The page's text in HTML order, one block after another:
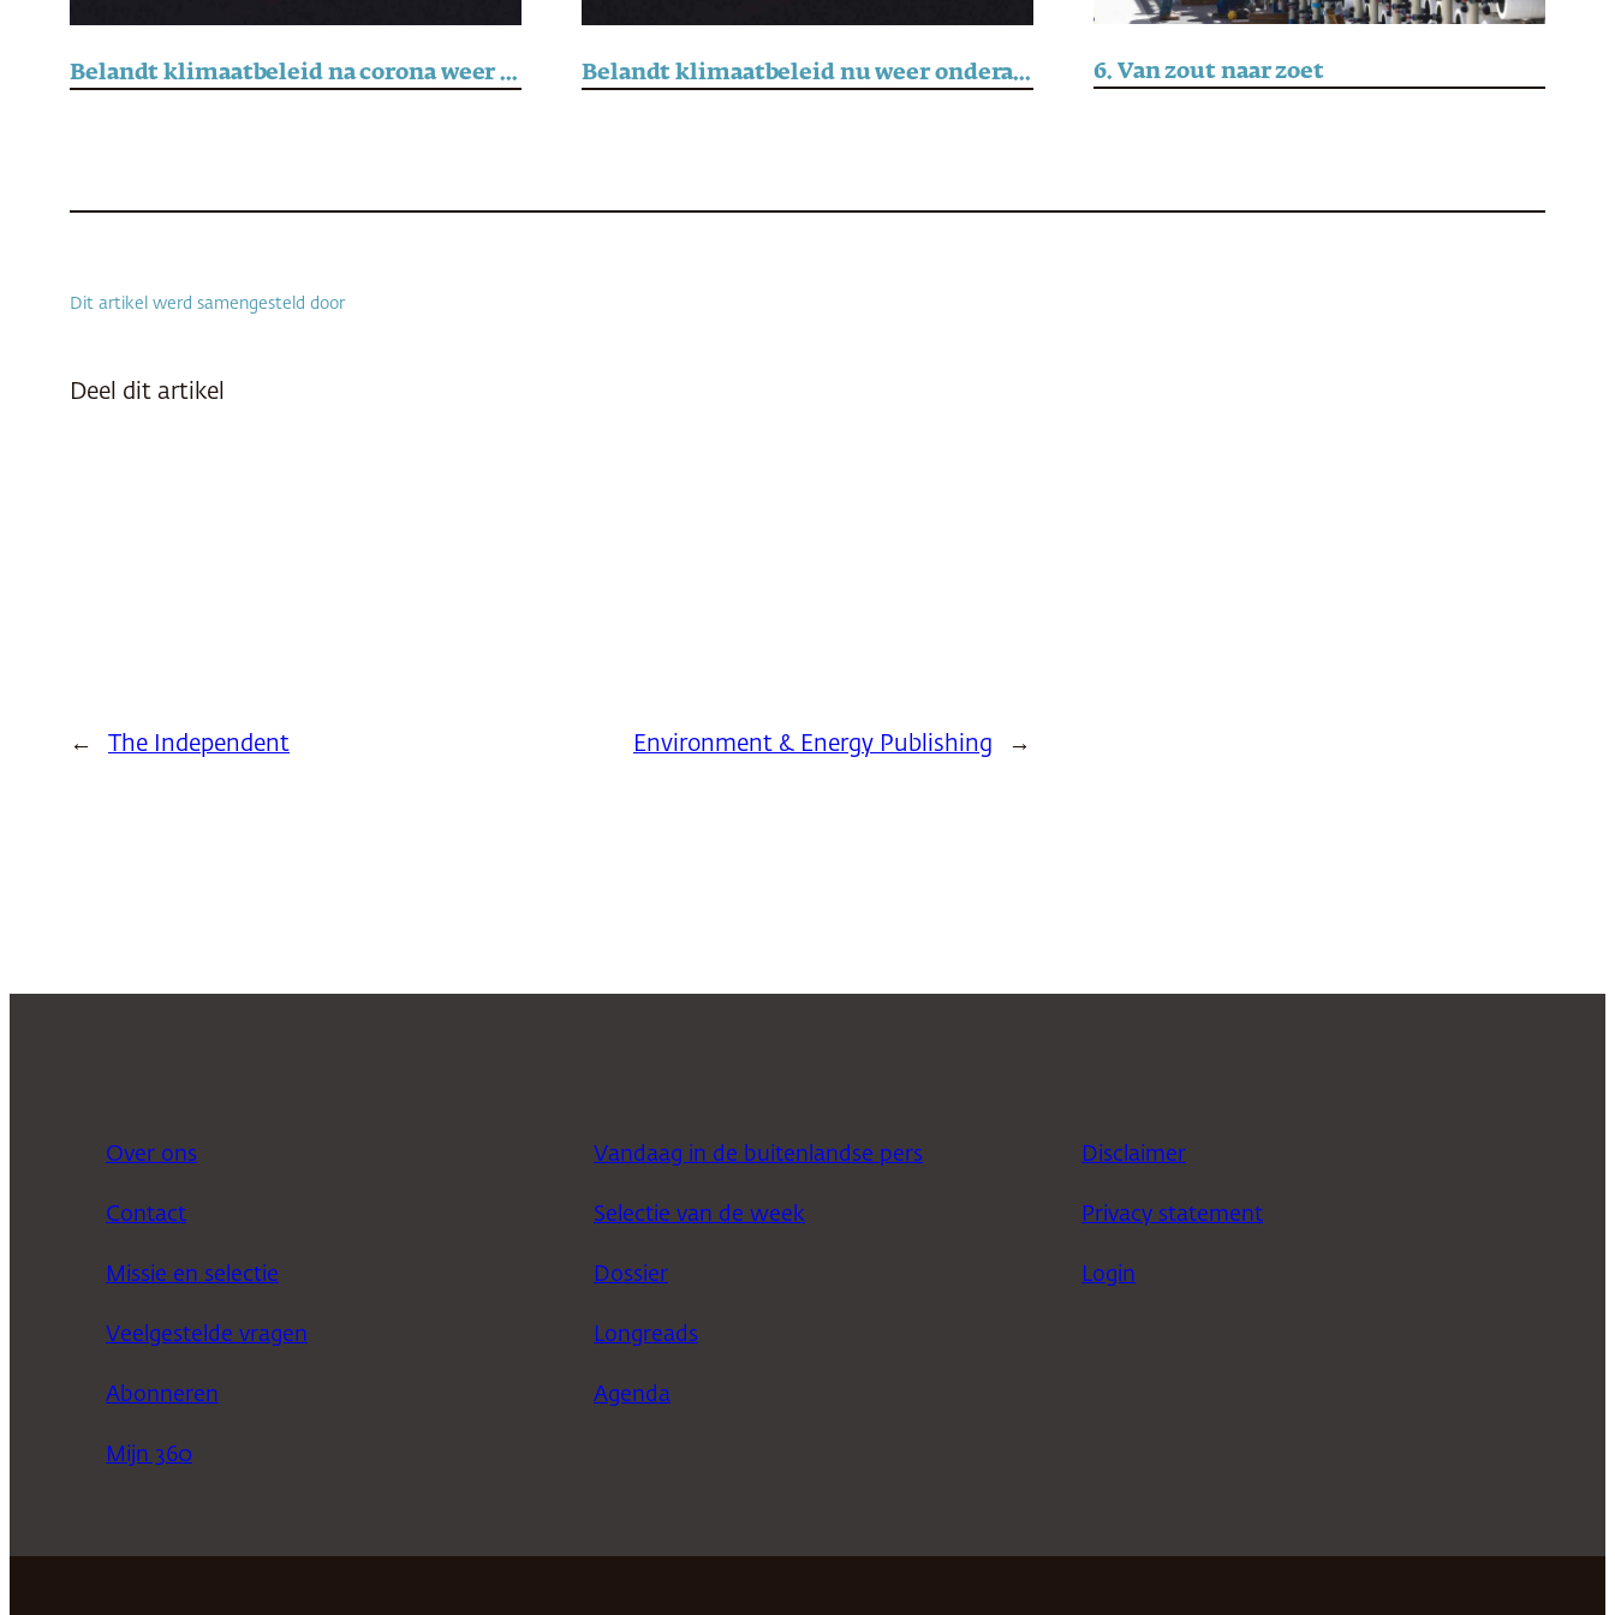
Belandt klimaatbeleid na corona weer onderaan de agenda? Belandt klimaatbeleid nu weer onderaan de agenda? 6. Van zout naar zoet
Dit artikel werd samengesteld door
Deel dit artikel
← The Independent Environment & Energy Publishing →
Over ons
Contact
Missie en selectie
Veelgestelde vragen
Abonneren
Mijn 360
Vandaag in de buitenlandse pers
Selectie van de week
Dossier
Longreads
Agenda
Disclaimer
Privacy statement
Login